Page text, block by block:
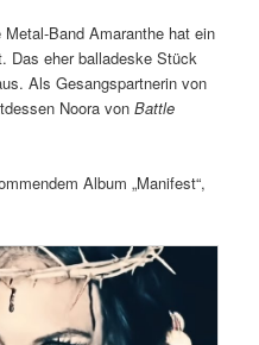
Band Amaranthe hat ein
Das eher balladeske Stück
Als Gesangspartnerin von
Noora vonBattle
Album „Manifest“,